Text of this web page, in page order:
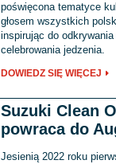
poświęcona tematyce
głosem wszystkich
inspirując do
celebrowania jedzenia.
DOWIEDZ SIĘ WIĘCEJ
Suzuki Clean
powraca do
Jesienią 2022 roku